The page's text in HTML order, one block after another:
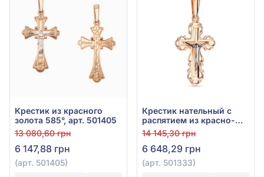
Крестик из красного
золота 585°, арт. 501405
13 080,60 грн
6 147,88 грн
(арт. 501405)
Крестик нательный с
распятием из красно-
белого золота 585°, без
вставки, арт. 501333
14 145,30 грн
6 648,29 грн
(арт. 501333)